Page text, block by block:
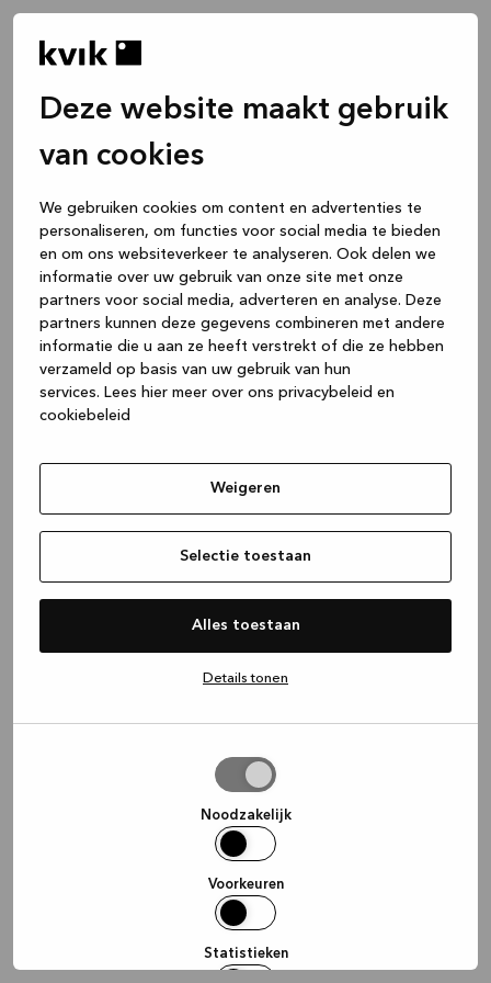
Deze website maakt gebruik
van cookies
We gebruiken cookies om content en advertenties te
personaliseren, om functies voor social media te bieden
en om ons websiteverkeer te analyseren. Ook delen we
informatie over uw gebruik van onze site met onze
partners voor social media, adverteren en analyse. Deze
partners kunnen deze gegevens combineren met andere
informatie die u aan ze heeft verstrekt of die ze hebben
verzameld op basis van uw gebruik van hun
services. Lees hier meer over ons privacybeleid en
cookiebeleid
Weigeren
Selectie toestaan
Alles toestaan
Details tonen
Noodzakelijk
Voorkeuren
Statistieken
(see the browser console for more
information).